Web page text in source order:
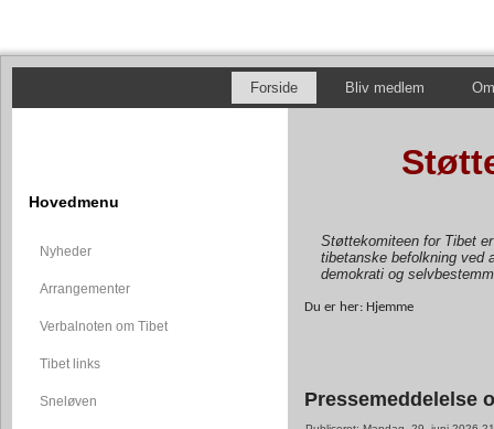
Forside Bliv medlem
Hovedmenu
Nyheder
Arrangementer
Verbalnoten om Tibet
Tibet links
Sneløven
Støttekomiteen for Tibet
tibetanske befolkning ved
demokrati og
Du er her: Hjemme
Pressemeddelelse